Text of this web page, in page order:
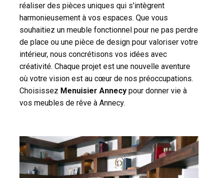
réaliser des pièces uniques qui s'intègrent
harmonieusement à vos espaces. Que vous
souhaitiez un meuble fonctionnel pour ne pas perdre
de place ou une pièce de design pour valoriser votre
intérieur, nous concrétisons vos idées avec
créativité. Chaque projet est une nouvelle aventure
où votre vision est au cœur de nos préoccupations.
Choisissez Menuisier Annecy pour donner vie à
vos meubles de rêve à Annecy.